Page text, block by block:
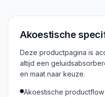
Akoestische
Deze productpagina is
altijd een
en maat naar keuze.
Akoestische